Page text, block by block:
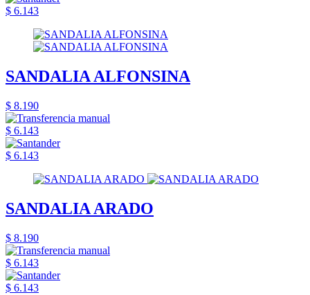
$ 6.143
SANDALIA ALFONSINA
$ 8.190
$ 6.143
$ 6.143
SANDALIA ARADO
$ 8.190
$ 6.143
$ 6.143